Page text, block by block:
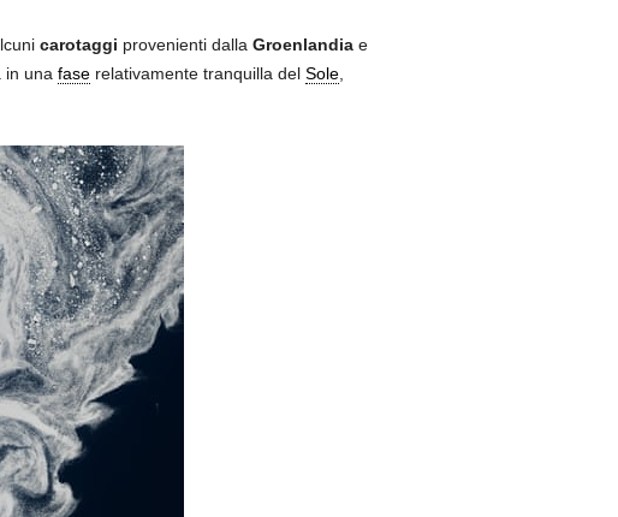
carotaggi provenienti dalla Groenlandiae
in una faserelativamente tranquilla del Sole,